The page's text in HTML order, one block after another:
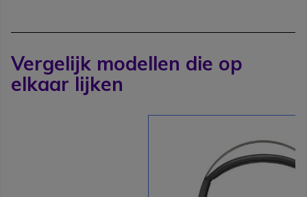
Vergelijk modellen die op
elkaar lijken